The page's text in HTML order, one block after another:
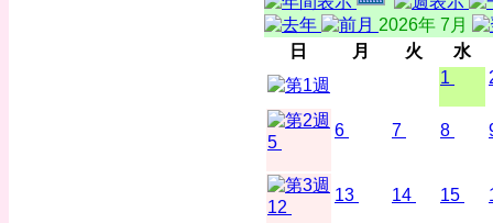
2026年 7月
日
月 火
水
1
5
6 7 8
12
13 14 15